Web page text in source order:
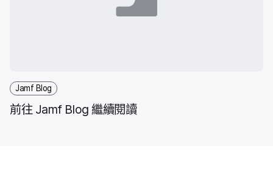
Jamf Blog
前往 Jamf Blog繼續​閱讀